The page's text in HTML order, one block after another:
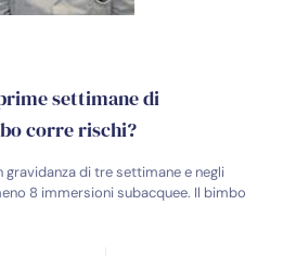
settimane di
corre rischi?
di tre settimane e negli
8 immersioni subacquee. Il bimbo